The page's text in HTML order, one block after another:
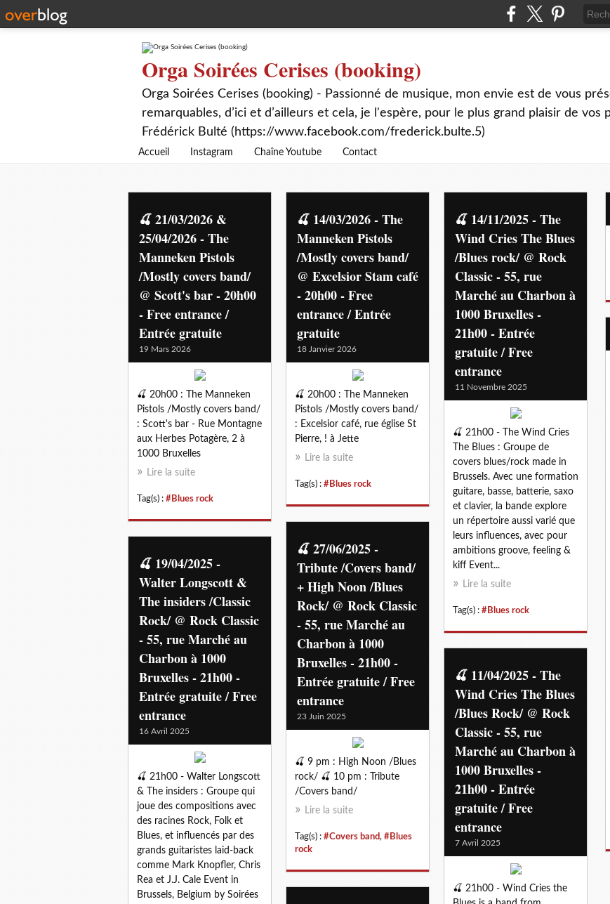
Orga Soirées Cerises (booking)
Orga Soirées Cerises (booking) - Passionné de musique, mon envie est de vous
remarquables, d’ici et d’ailleurs et cela, je l'espère, pour le plus grand plaisir de vos
Frédérick Bulté (https://www.facebook.com/frederick.bulte.5)
Accueil Instagram Chaîne Youtube Contact
blues rock
🍒 21/03/2026 &
25/04/2026 - The
Manneken Pistols
/Mostly covers band/
@ Scott's bar - 20h00
- Free entrance /
Entrée gratuite
19 Mars 2026
🍒 20h00 : The Manneken
Pistols /Mostly covers band/
: Scott's bar - Rue Montagne
aux Herbes Potagère, 2 à
1000 Bruxelles
Lire la suite
Tag(s) : #Blues rock
🍒 14/03/2026 - The
Manneken Pistols
/Mostly covers band/
@ Excelsior Stam café
- 20h00 - Free
entrance / Entrée
gratuite
18 Janvier 2026
🍒 20h00 : The Manneken
Pistols /Mostly covers band/
: Excelsior café, rue église St
Pierre, ! à Jette
Lire la suite
Tag(s) : #Blues rock
🍒 14/11/2025 - The
Wind Cries The Blues
/Blues rock/ @ Rock
Classic - 55, rue
Marché au Charbon à
1000 Bruxelles -
21h00 - Entrée
gratuite / Free
entrance
11 Novembre 2025
🍒 21h00 - The Wind Cries
The Blues : Groupe de
covers blues/rock made in
Brussels. Avec une formation
guitare, basse, batterie, saxo
et clavier, la bande explore
un répertoire aussi varié que
leurs influences, avec pour
ambitions groove, feeling &
kiff Event...
Lire la suite
Tag(s) : #Blues rock
🍒 27/06/2025 -
Tribute /Covers band/
+ High Noon /Blues
Rock/ @ Rock Classic
- 55, rue Marché au
Charbon à 1000
Bruxelles - 21h00 -
Entrée gratuite / Free
entrance
23 Juin 2025
🍒 9 pm : High Noon /Blues
rock/ 🍒 10 pm : Tribute
/Covers band/
Lire la suite
Tag(s) : #Covers band, #Blues
rock
🍒 19/04/2025 -
Walter Longscott &
The insiders /Classic
Rock/ @ Rock Classic
- 55, rue Marché au
Charbon à 1000
Bruxelles - 21h00 -
Entrée gratuite / Free
entrance
16 Avril 2025
🍒 21h00 - Walter Longscott
& The insiders : Groupe qui
joue des compositions avec
des racines Rock, Folk et
Blues, et influencés par des
grands guitaristes laid-back
comme Mark Knopfler, Chris
Rea et J.J. Cale Event in
Brussels, Belgium by Soirées
🍒 11/04/2025 - The
Wind Cries The Blues
/Blues Rock/ @ Rock
Classic - 55, rue
Marché au Charbon à
1000 Bruxelles -
21h00 - Entrée
gratuite / Free
entrance
7 Avril 2025
🍒 21h00 - Wind Cries the